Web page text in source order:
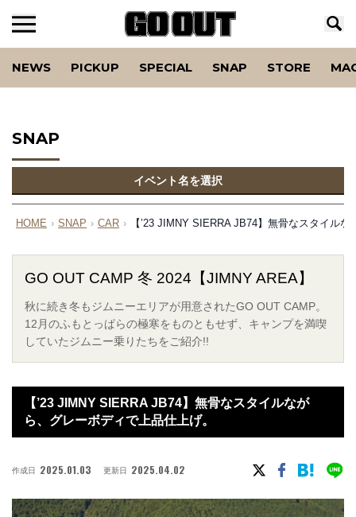
NEWS PICKUP SPECIAL SNAP STORE
SNAP
イベント名を選択
HOME › SNAP › CAR › 【’23 JIMNY SIERRA JB74】無骨なスタイル
GO OUT CAMP 冬 2024【JIMNY AREA】
秋に続き冬もジムニーエリアが用意されたGO OUT CAMP。
12月のふもとっぱらの極寒をものともせず、キャンプを満喫
していたジムニー乗りたちをご紹介!!
【’23 JIMNY SIERRA JB74】無骨なスタイルなが
ら、グレーボディで上品仕上げ。
作成日 2025.01.03 更新日 2025.04.02